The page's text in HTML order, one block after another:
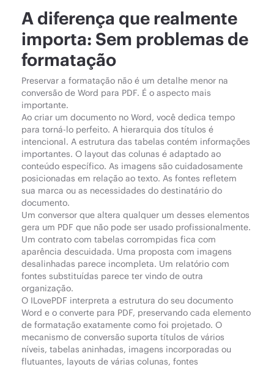
A diferença que realmente
importa: Sem problemas de
formatação
Preservar a formatação não é um detalhe menor na
conversão de Word para PDF. É o aspecto mais
importante.
Ao criar um documento no Word, você dedica tempo
para torná-lo perfeito. A hierarquia dos títulos é
intencional. A estrutura das tabelas contém informações
importantes. O layout das colunas é adaptado ao
conteúdo específico. As imagens são cuidadosamente
posicionadas em relação ao texto. As fontes refletem
sua marca ou as necessidades do destinatário do
documento.
Um conversor que altera qualquer um desses elementos
gera um PDF que não pode ser usado profissionalmente.
Um contrato com tabelas corrompidas fica com
aparência descuidada. Uma proposta com imagens
desalinhadas parece incompleta. Um relatório com
fontes substituídas parece ter vindo de outra
organização.
O ILovePDF interpreta a estrutura do seu documento
Word e o converte para PDF, preservando cada elemento
de formatação exatamente como foi projetado. O
mecanismo de conversão suporta títulos de vários
níveis, tabelas aninhadas, imagens incorporadas ou
flutuantes, layouts de várias colunas, fontes